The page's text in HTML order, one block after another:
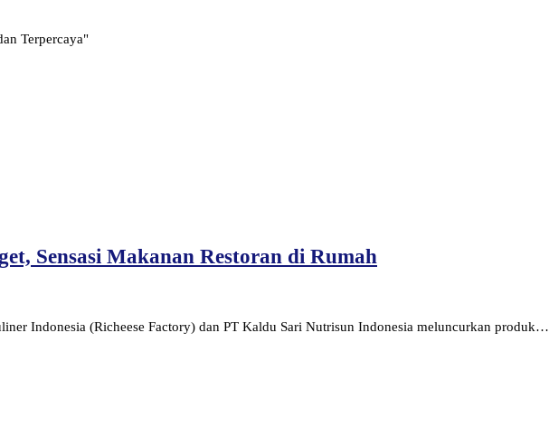
Terpercaya"
Sensasi Makanan Restoran di Rumah
Indonesia (Richeese Factory) dan PT Kaldu Sari Nutrisun Indonesia meluncurkan produk…